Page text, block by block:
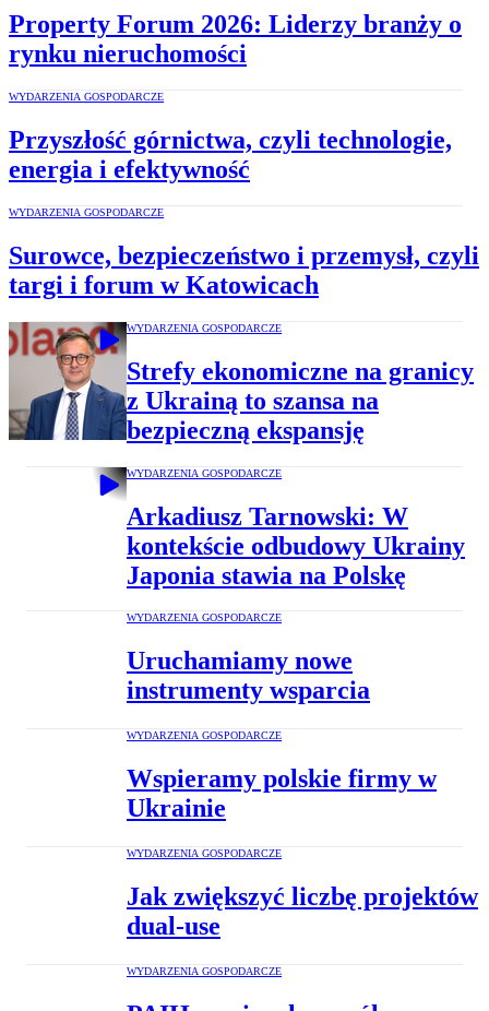
Property Forum 2026: Liderzy branży o
rynku nieruchomości
WYDARZENIA GOSPODARCZE
Przyszłość górnictwa, czyli technologie,
energia i efektywność
WYDARZENIA GOSPODARCZE
Surowce, bezpieczeństwo i przemysł, czyli
targi i forum w Katowicach
WYDARZENIA GOSPODARCZE
Strefy ekonomiczne na granicy
z Ukrainą to szansa na
bezpieczną ekspansję
WYDARZENIA GOSPODARCZE
Arkadiusz Tarnowski: W
kontekście odbudowy Ukrainy
Japonia stawia na Polskę
WYDARZENIA GOSPODARCZE
Uruchamiamy nowe
instrumenty wsparcia
WYDARZENIA GOSPODARCZE
Wspieramy polskie firmy w
Ukrainie
WYDARZENIA GOSPODARCZE
Jak zwiększyć liczbę projektów
dual-use
WYDARZENIA GOSPODARCZE